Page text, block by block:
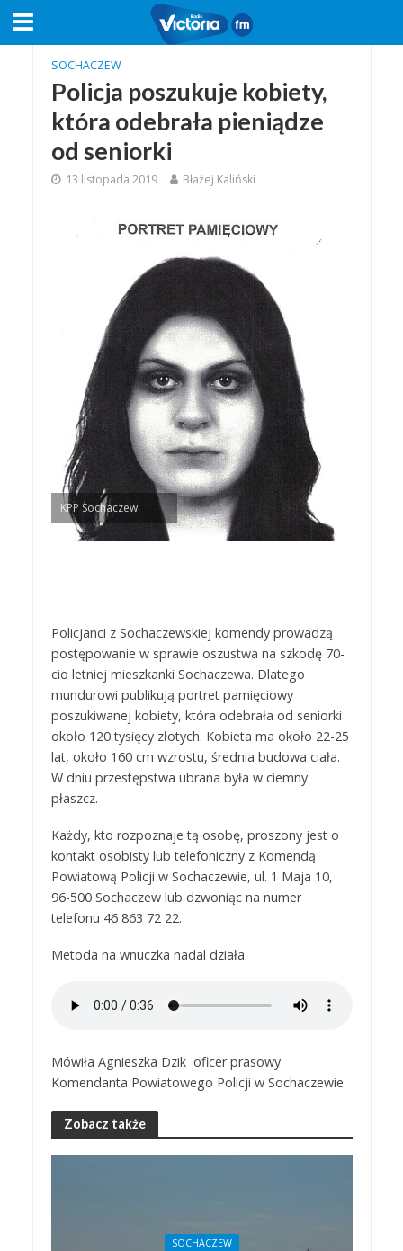
SOCHACZEW
Policja poszukuje kobiety,
która odebrała pieniądze
od seniorki
13 listopada 2019 Błażej Kaliński
KPP Sochaczew
Policjanci z Sochaczewskiej komendy prowadzą
postępowanie w sprawie oszustwa na szkodę 70-
cio letniej mieszkanki Sochaczewa. Dlatego
mundurowi publikują portret pamięciowy
poszukiwanej kobiety, która odebrała od seniorki
około 120 tysięcy złotych. Kobieta ma około 22-25
lat, około 160 cm wzrostu, średnia budowa ciała.
W dniu przestępstwa ubrana była w ciemny
płaszcz.
Każdy, kto rozpoznaje tą osobę, proszony jest o
kontakt osobisty lub telefoniczny z Komendą
Powiatową Policji w Sochaczewie, ul. 1 Maja 10,
96-500 Sochaczew lub dzwoniąc na numer
telefonu 46 863 72 22.
Metoda na wnuczka nadal działa.
Mówiła Agnieszka Dzik oficer prasowy
Komendanta Powiatowego Policji w Sochaczewie.
Zobacz także
SOCHACZEW